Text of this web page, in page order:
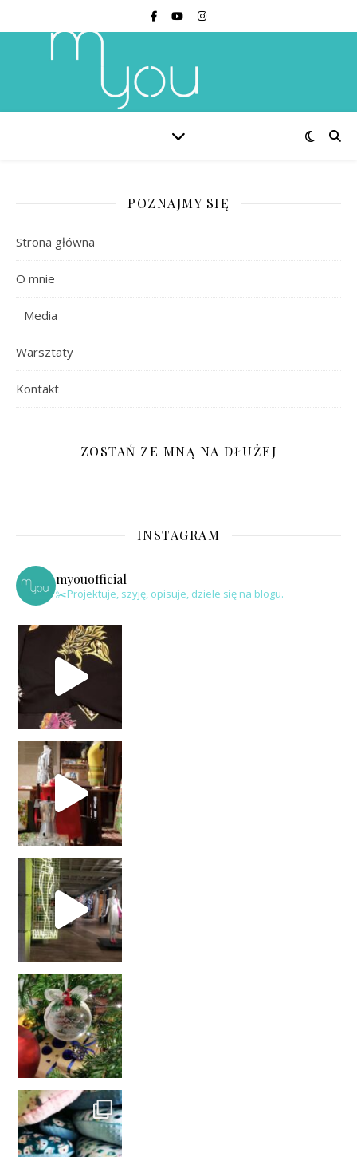
POZNAJMY SIĘ
Strona główna
O mnie
Media
Warsztaty
Kontakt
ZOSTAŃ ZE MNĄ NA DŁUŻEJ
INSTAGRAM
myouofficial
✂️Projektuje, szyję, opisuje, dziele się na blogu.